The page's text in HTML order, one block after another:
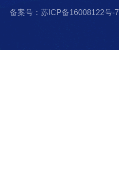
备案号：苏ICP备16008122号-7